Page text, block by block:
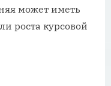
может иметь
роста курсовой